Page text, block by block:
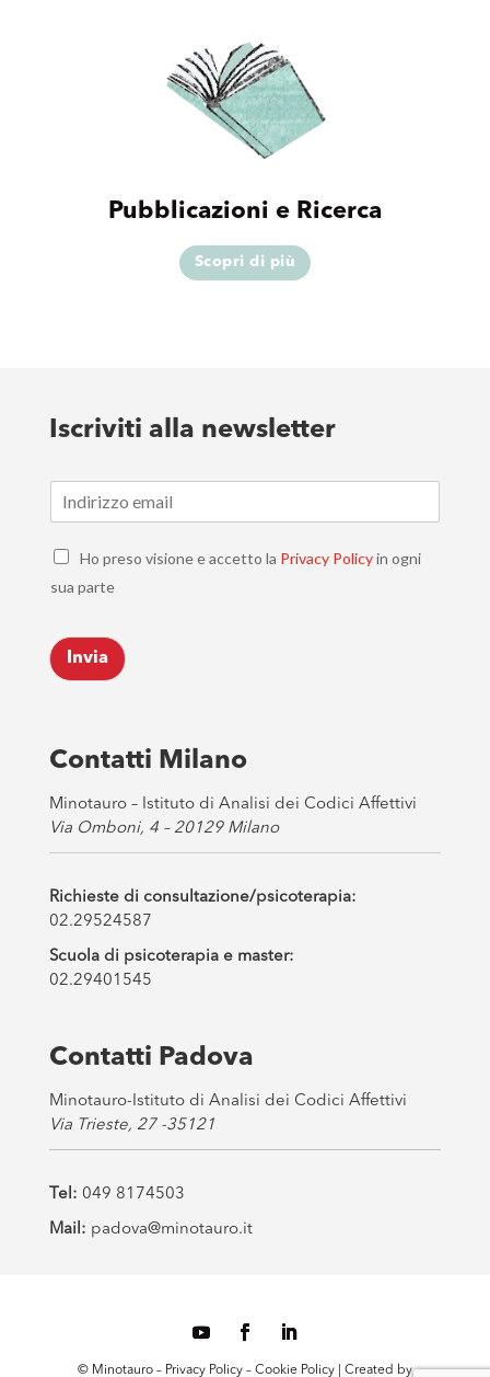
Pubblicazioni e Ricerca
Scopri di più
Iscriviti alla newsletter
m
*
C
e
k
b
o
s
*
Ho preso visione e accetto la Privacy Policyin ogni
sua parte
Invia
Contatti Milano
Minotauro – Istituto di Analisi dei Codici Affettivi
Via Omboni, 4 – 20129 Milano
Richieste di consultazione/psicoterapia:
02.29524587
Scuola di psicoterapia e master:
02.29401545
Contatti Padova
Minotauro-Istituto di Analisi dei Codici Affettivi
Via Trieste, 27 -35121
Tel: 049 8174503
Mail: padova@minotauro.it
© Minotauro – Privacy Policy– Cookie Policy | Created by